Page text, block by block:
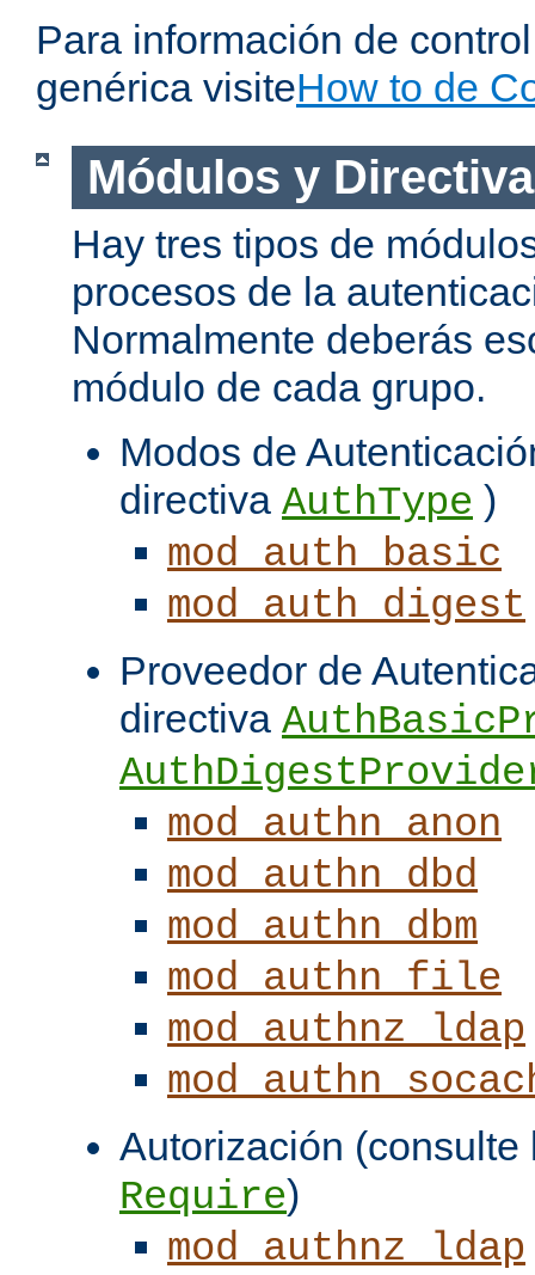
Para información de
genérica visiteHow to de
Módulos y
Hay tres tipos de
procesos de la
Normalmente deberás
módulo de cada grupo.
Modos de
directiva AuthType )
mod_auth_basic
mod_auth_digest
Proveedor de
directiva
mod_authn_anon
mod_authn_dbd
mod_authn_dbm
mod_authn_file
mod_authnz_ldap
Autorización (consulte
Require)
mod_authnz_ldap